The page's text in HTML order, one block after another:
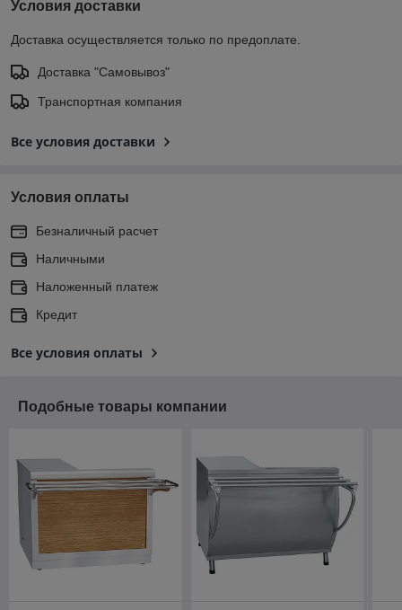
Условия доставки
Доставка осуществляется только по предоплате.
Доставка "Самовывоз"
Транспортная компания
Все условия доставки
Условия оплаты
Безналичный расчет
Наличными
Наложенный платеж
Кредит
Все условия оплаты
Подобные товары компании